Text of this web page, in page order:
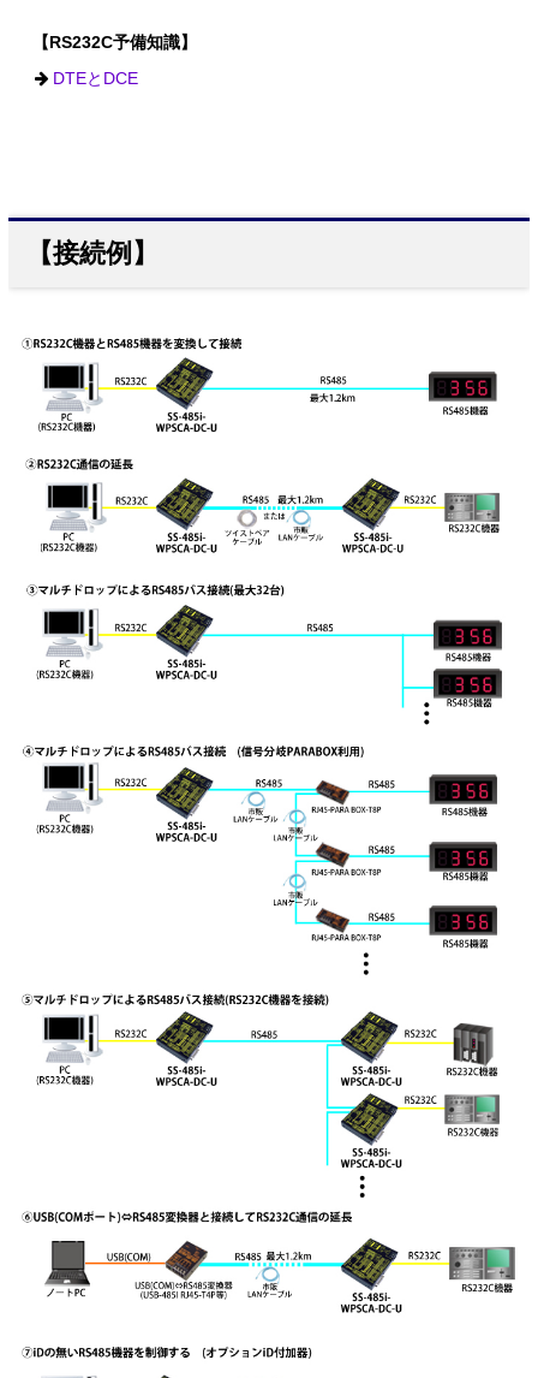
【RS232C予備知識】
DTEとDCE
【接続例】